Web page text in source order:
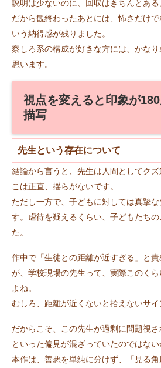
説明は少ないのに、回収はきちんとある
だから観終わったあとには、怖さだけ
いう納得感が残りました。
察しろ系の構成が好きな方には、かな
思います。
視点を変えると印象が
描写
先生という存在について
結論から言うと、先生は人間としてク
こは正直、揺らがないです。
ただし一方で、子どもに対しては真摯
す。虐待を疑えるくらい、子どもたち
た。
作中で「生徒との距離が近すぎる」と
が、学校現場の先生って、実際このく
よね。
むしろ、距離が近くないと拾えないサイ
だからこそ、この先生が過剰に問題視
といった偏見が混ざっていたのではない
本作は、善悪を単純に分けず、「見る角